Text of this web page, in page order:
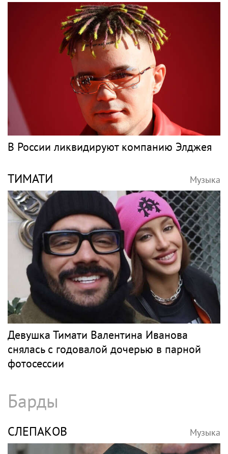
В России ликвидируют компанию Элджея
ТИМАТИ Музыка
Девушка Тимати Валентина Иванова
снялась с годовалой дочерью в парной
фотосессии
Барды
СЛЕПАКОВ Музыка